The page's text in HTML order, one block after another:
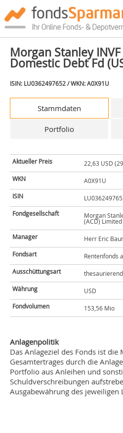
Morgan Stanley
Domestic Debt Fd
ISIN: LU0362497652 / WKN: A0X91U
Stammdaten
Portfolio
Aktueller Preis
22,63 USD
WKN
A0X91U
ISIN
Fondgesellschaft
Morgan
(ACD) Limited
Manager
Herr Eric
Fondsart
Rentenfonds
Ausschüttungsart
thesaurierend
Währung
USD
Fondvolumen
153,56 Mio
Anlagenpolitik
Das Anlageziel des Fonds ist die
Gesamtertrages durch die
Portfolio aus Anleihen und
Schuldverschreibungen
Ausgabewährung des jeweiligen